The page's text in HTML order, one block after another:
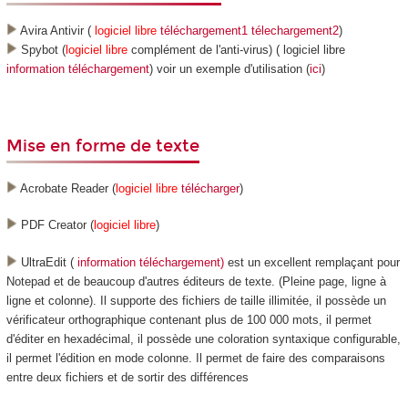
Avira Antivir ( logiciel libre téléchargement1 télechargement2)
Spybot (logiciel librecomplément de l'anti-virus) ( logiciel libre
information téléchargement) voir un exemple d'utilisation (ici)
Mise en forme de texte
Acrobate Reader (logiciel libre télécharger)
PDF Creator (logiciel libre)
UltraEdit ( information téléchargement)est un excellent remplaçant pour
Notepad et de beaucoup d'autres éditeurs de texte. (Pleine page, ligne à
ligne et colonne). Il supporte des fichiers de taille illimitée, il possède un
vérificateur orthographique contenant plus de 100 000 mots, il permet
d'éditer en hexadécimal, il possède une coloration syntaxique configurable,
il permet l'édition en mode colonne. Il permet de faire des comparaisons
entre deux fichiers et de sortir des différences